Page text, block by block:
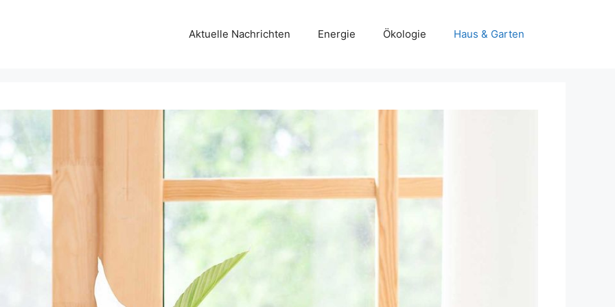
Aktuelle Nachrichten Energie Ökologie Haus & Garten